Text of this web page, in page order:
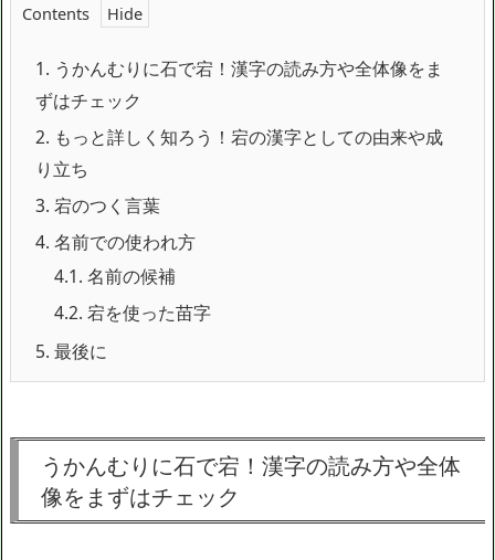
Contents
1. うかんむりに石で宕！漢字の読み方や全体像をま
ずはチェック
2. もっと詳しく知ろう！宕の漢字としての由来や成
り立ち
3. 宕のつく言葉
4. 名前での使われ方
4.1. 名前の候補
4.2. 宕を使った苗字
5. 最後に
うかんむりに石で宕！漢字の読み方や全体
像をまずはチェック